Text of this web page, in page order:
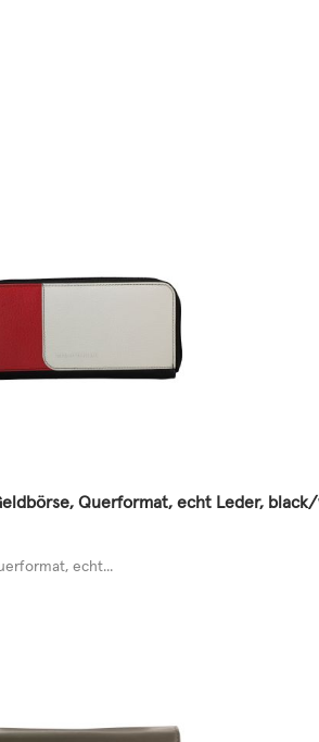
Querformat, echt Leder,
echt...